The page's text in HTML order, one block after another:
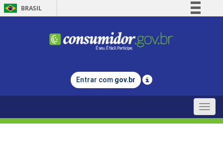
BRASIL
Comunica BR
Legislação
Entrar com gov.br
Toggle